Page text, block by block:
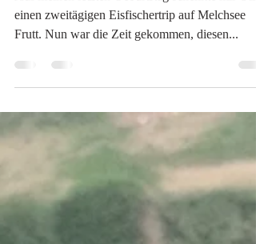
Auf meinen letzten Geburtstag schenkte mir
einen zweitägigen Eisfischertrip auf Melchsee
Frutt. Nun war die Zeit gekommen, diesen...